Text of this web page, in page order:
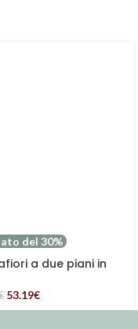
del 30%
a due piani in
53.19€